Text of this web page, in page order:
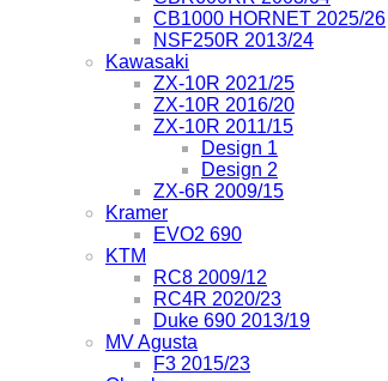
CB1000 HORNET 2025/26
NSF250R 2013/24
Kawasaki
ZX-10R 2021/25
ZX-10R 2016/20
ZX-10R 2011/15
Design 1
Design 2
ZX-6R 2009/15
Kramer
EVO2 690
KTM
RC8 2009/12
RC4R 2020/23
Duke 690 2013/19
MV Agusta
F3 2015/23